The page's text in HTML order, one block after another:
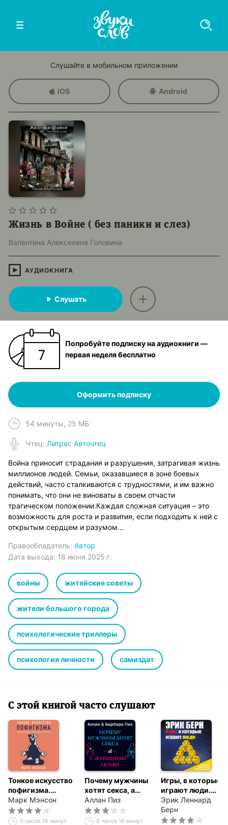
Слушайте в мобильном приложении
iOS Android
Жизнь в Войне ( без паники и слез)
Валентина Алексеевна Головина
АУДИОКНИГА
Слушать
Попробуйте подписку на аудиокниги —
первая неделя бесплатно
Оформить подписку
54 минуты, 25 МБ
Чтец: Литрес Авточтец
Война приносит страдания и разрушения, затрагивая жизнь
миллионов людей. Семьи, оказавшиеся в зоне боевых
действий, часто сталкиваются с трудностями, и им важно
понимать, что они не виноваты в своем отчасти
трагическом положении.Каждая сложная ситуация – это
возможность для роста и развития, если подходить к ней с
открытым сердцем и разумом…
Правообладатель: Автор
Дата выхода: 18 июня 2025 г.
войны житейские советы
жители большого города
психологические триллеры
психология личности самиздат
С этой книгой часто слушают
Тонкое искусство
пофигизма.
Парадоксальный
способ жить
счастливо
Марк Мэнсон
5 часов 16 минут
Почему мужчины
хотят секса, а
женщины любви
Аллан Пиз
8 часов 19 минут
Игры, в которые
играют люди.
Психология
человеческих
взаимоотношений
Эрик Леннард
Берн